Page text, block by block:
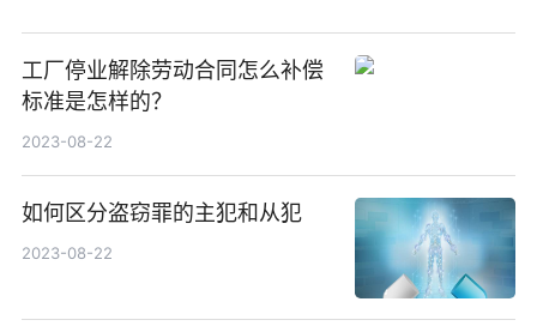
工厂停业解除劳动合同怎么补偿
标准是怎样的？
2023-08-22
如何区分盗窃罪的主犯和从犯
2023-08-22